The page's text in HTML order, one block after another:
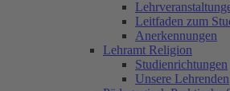
Leitfaden zum
Anerkennungen
Lehramt Religion
Studienrichtungen
Unsere Lehrenden